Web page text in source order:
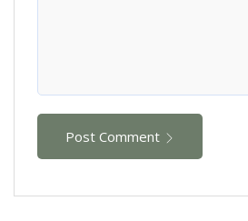
Post Comment